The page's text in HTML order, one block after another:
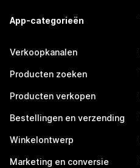
App-categorieën
Verkoopkanalen
Producten zoeken
Producten verkopen
Bestellingen en verzending
Winkelontwerp
Marketing en conversie